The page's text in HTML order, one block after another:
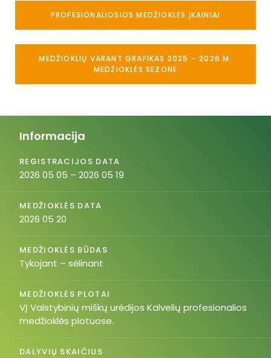
PROFESIONALIOSIOS MEDŽIOKLĖS ĮKAINIAI
MEDŽIOKLIŲ VARANT GRAFIKAS 2025 – 2026 M.
MEDŽIOKLĖS SEZONE
Informacija
REGISTRACIJOS DATA
2026 05 05 – 2026 05 19
MEDŽIOKLĖS DATA
2026 05 20
MEDŽIOKLĖS BŪDAS
Tykojant – sėlinant
MEDŽIOKLĖS PLOTAI
VĮ Valstybinių miškų urėdijos Kalvelių profesionalios
medžioklės plotuose.
DALYVIŲ SKAIČIUS